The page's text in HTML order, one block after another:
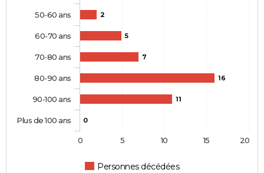
2
5
7
16
11
0
Personnes décédées
50-60 ans
60-70 ans
70-80 ans
80-90 ans
90-100 ans
Plus de 100 ans
0 5 10 15 20